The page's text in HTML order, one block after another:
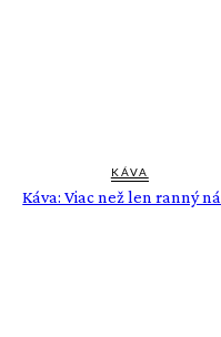
KÁVA
Káva: Viac než len ranný